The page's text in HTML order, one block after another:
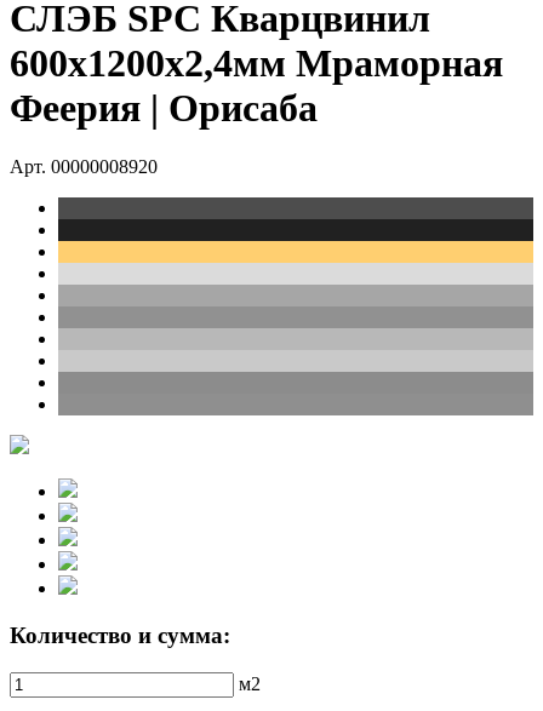
СЛЭБ SPC Кварцвинил
600х1200х2,4мм Мраморная
Феерия | Орисаба
Арт. 00000008920
Количество и сумма:
м2